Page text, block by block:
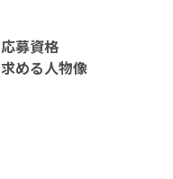
応募資格
求める人物像